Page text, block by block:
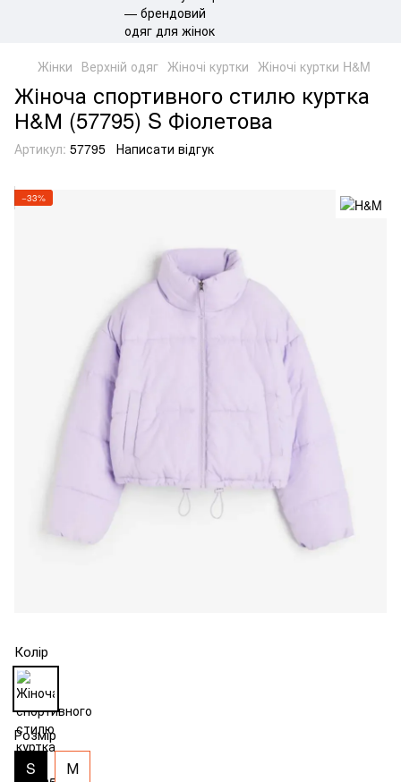
Жінки Верхній одяг Жіночі куртки Жіночі куртки H&M
Жіноча спортивного стилю куртка
Н&М (57795) S Фіолетова
Артикул: 57795 Написати відгук
−33%
Колір
Розмір
S М